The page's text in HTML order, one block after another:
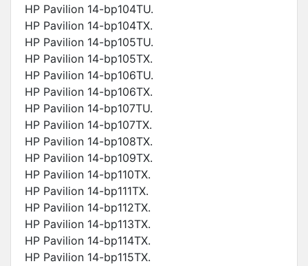
HP Pavilion 14-bp104TU.
HP Pavilion 14-bp104TX.
HP Pavilion 14-bp105TU.
HP Pavilion 14-bp105TX.
HP Pavilion 14-bp106TU.
HP Pavilion 14-bp106TX.
HP Pavilion 14-bp107TU.
HP Pavilion 14-bp107TX.
HP Pavilion 14-bp108TX.
HP Pavilion 14-bp109TX.
HP Pavilion 14-bp110TX.
HP Pavilion 14-bp111TX.
HP Pavilion 14-bp112TX.
HP Pavilion 14-bp113TX.
HP Pavilion 14-bp114TX.
HP Pavilion 14-bp115TX.